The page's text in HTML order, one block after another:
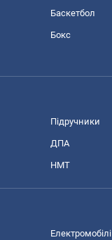
Баскетбол
Бокс
Підручники
ДПА
НМТ
Електромобілі